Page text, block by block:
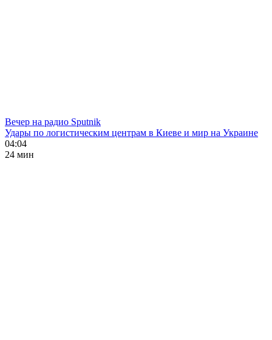
Вечер на радио Sputnik
Удары по логистическим центрам в Киеве и мир на Украине
04:04
24 мин